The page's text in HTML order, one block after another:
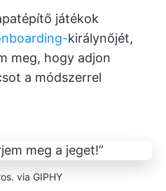
játékok
királynőjét,
meg, hogy adjon
a módszerrel
via GIPHY